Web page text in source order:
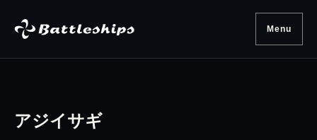
Menu
アジイサギ